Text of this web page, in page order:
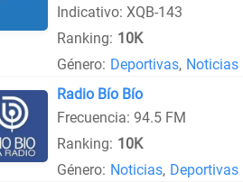
Indicativo: XQB-143
Ranking: 10K
Género: Deportivas, Noticias
Radio Bío Bío
Frecuencia: 94.5 FM
Ranking: 10K
Género: Noticias, Deportivas